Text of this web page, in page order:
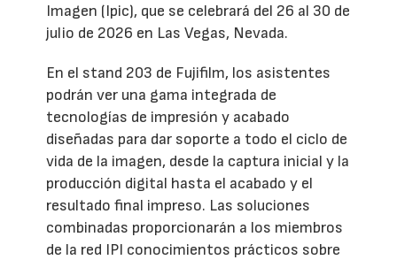
Imagen (Ipic), que se celebrará del 26 al 30 de
julio de 2026 en Las Vegas, Nevada.
En el stand 203 de Fujifilm, los asistentes
podrán ver una gama integrada de
tecnologías de impresión y acabado
diseñadas para dar soporte a todo el ciclo de
vida de la imagen, desde la captura inicial y la
producción digital hasta el acabado y el
resultado final impreso. Las soluciones
combinadas proporcionarán a los miembros
de la red IPI conocimientos prácticos sobre